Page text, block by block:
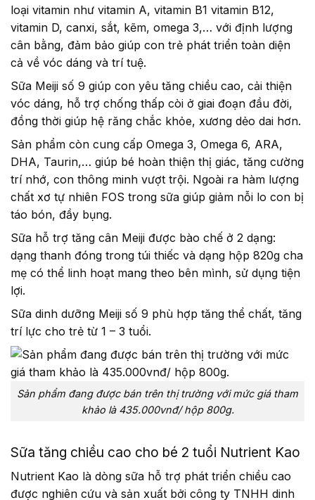
loại vitamin như vitamin A, vitamin B1 vitamin B12,
vitamin D, canxi, sắt, kẽm, omega 3,… với định lượng
cân bằng, đảm bảo giúp con trẻ phát triển toàn diện
cả về vóc dáng và trí tuệ.
Sữa Meiji số 9 giúp con yêu tăng chiều cao, cải thiện
vóc dáng, hỗ trợ chống thấp còi ở giai đoạn đầu đời,
đồng thời giúp hệ răng chắc khỏe, xương dẻo dai hơn.
Sản phẩm còn cung cấp Omega 3, Omega 6, ARA,
DHA, Taurin,… giúp bé hoàn thiện thị giác, tăng cường
trí nhớ, con thông minh vượt trội. Ngoài ra hàm lượng
chất xơ tự nhiên FOS trong sữa giúp giảm nỗi lo con bị
táo bón, đầy bụng.
Sữa hỗ trợ tăng cân Meiji được bào chế ở 2 dạng:
dạng thanh đóng trong túi thiếc và dạng hộp 820g cha
mẹ có thể linh hoạt mang theo bên mình, sử dụng tiện
lợi.
Sữa dinh dưỡng Meiji số 9 phù hợp tăng thể chất, tăng
trí lực cho trẻ từ 1 – 3 tuổi.
Sản phẩm đang được bán trên thị trường với mức giá tham
khảo là 435.000vnđ/ hộp 800g.
Sữa tăng chiều cao cho bé 2 tuổi Nutrient Kao
Nutrient Kao là dòng sữa hỗ trợ phát triển chiều cao
được nghiên cứu và sản xuất bởi công ty TNHH dinh